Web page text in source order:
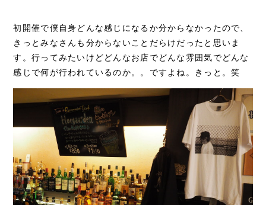
初開催で僕自身どんな感じになるか分からなかったので、
きっとみなさんも分からないことだらけだったと思いま
す。行ってみたいけどどんなお店でどんな雰囲気でどんな
感じで何が行われているのか。。ですよね。きっと。笑